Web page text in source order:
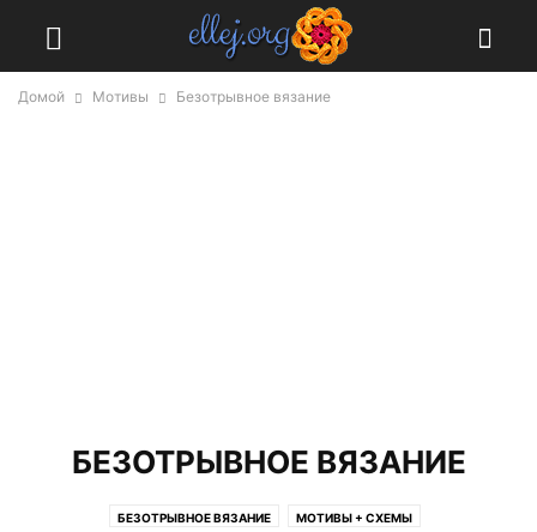
Домой Мотивы Безотрывное вязание
БЕЗОТРЫВНОЕ ВЯЗАНИЕ
БЕЗОТРЫВНОЕ ВЯЗАНИЕ МОТИВЫ + СХЕМЫ